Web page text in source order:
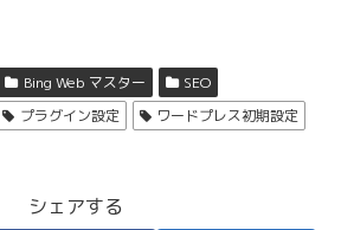
Bing Web マスター
SEO
プラグイン設定
ワードプレス初期設定
シェアする